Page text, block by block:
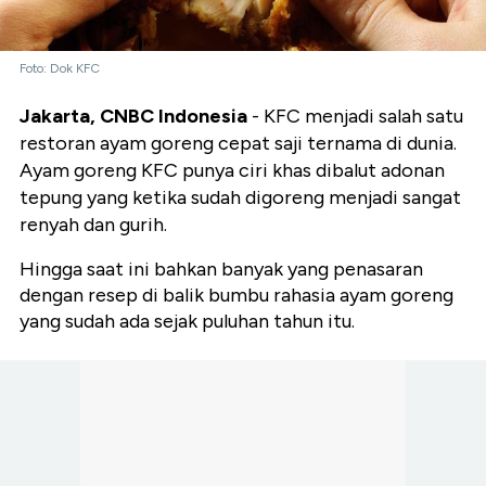
Foto: Dok KFC
Jakarta, CNBC Indonesia - KFC menjadi salah satu
restoran ayam goreng cepat saji ternama di dunia.
Ayam goreng KFC punya ciri khas dibalut adonan
tepung yang ketika sudah digoreng menjadi sangat
renyah dan gurih.
Hingga saat ini bahkan banyak yang penasaran
dengan resep di balik bumbu rahasia ayam goreng
yang sudah ada sejak puluhan tahun itu.